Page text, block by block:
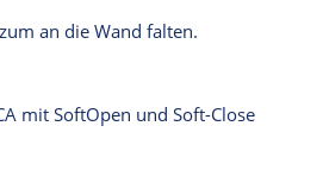
an die Wand falten.
mit SoftOpen und Soft-Close